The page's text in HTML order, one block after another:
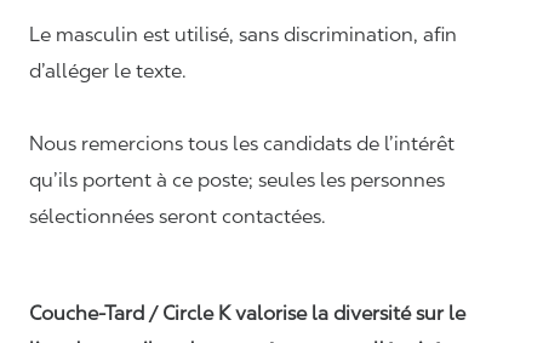
Le masculin est utilisé, sans discrimination, afin
d’alléger le texte.
Nous remercions tous les candidats de l’intérêt
qu’ils portent à ce poste; seules les personnes
sélectionnées seront contactées.
Couche-Tard / Circle K valorise la diversité sur le